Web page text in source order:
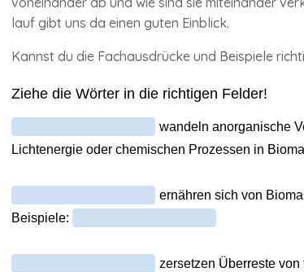
lauf gibt uns da einen guten Einblick.
Kannst du die Fach­ausdrücke und Beispiele